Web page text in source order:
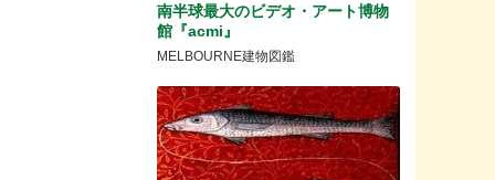
南半球最大のビデオ・アート博物
館『acmi』
MELBOURNE建物図鑑